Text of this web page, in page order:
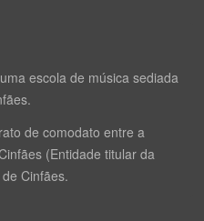
escola de música sediada
de comodato entre a
(Entidade titular da
Cinfães.